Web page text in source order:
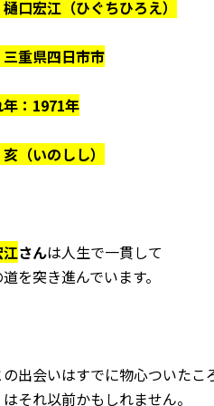
口宏江（ひぐちひろえ）
重県四日市市
：1971年
（いのしし）
さんは人生で一貫して
を突き進んでいます。
出会いはすでに物心ついたこ
それ以前かもしれません。